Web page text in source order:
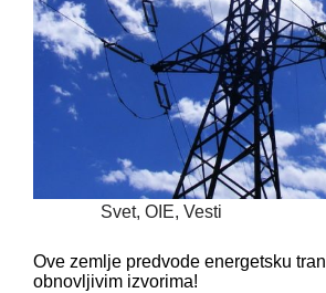
Svet, OIE, Vesti
Ove zemlje predvode energetsku
obnovljivim izvorima!